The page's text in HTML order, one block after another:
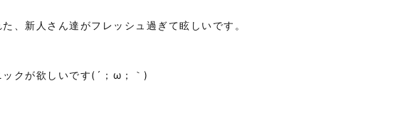
、新人さん達がフレッシュ過ぎて眩しいです。
クが欲しいです(´；ω；｀)